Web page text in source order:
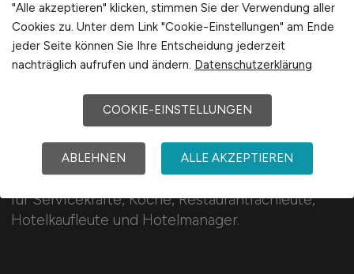
HOGA.JOBS
113 Jobs in der Hotellerie und Gastronomie:
Auswahl zahlreicher Hoga Jobs und Gastro Jobs
für Servicekräfte, Köche, Restaurantfachleute,
Hotelkaufleute und Hotelmanager.
"Alle akzeptieren" klicken, stimmen Sie der Verwendung aller
Cookies zu. Unter dem Link "Cookie-Einstellungen" am Ende
jeder Seite können Sie Ihre Entscheidung jederzeit
nachträglich aufrufen und ändern. Datenschutzerklärung
COOKIE-EINSTELLUNGEN
ABLEHNEN ALLE AKZEPTIEREN